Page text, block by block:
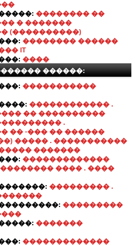
�������� ��
� �������
(����������)
�������� ������
IT
����
������:
�����������
������������ .
�� ����������
.
�� -��� �� ������
����� . �����������
�������
�������������
���� . ����
��������� .
���������
�������
�������������